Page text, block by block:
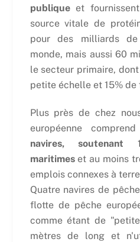
publiqueet
source vitale de
pour des milliards
monde, mais aussi 60
le secteur primaire,
petite échelle et 15% de
Plus près de chez
européenne
navires,
maritimeset au moins
emplois connexes à
Quatre navires de
flotte de pêche
comme étant de
mètres de long et